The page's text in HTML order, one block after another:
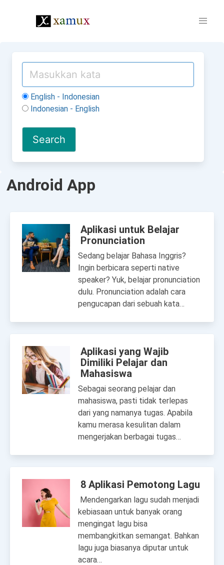
English - Indonesian
Indonesian - English
Android App
Aplikasi untuk Belajar
Pronunciation
Sedang belajar Bahasa Inggris?
Ingin berbicara seperti native
speaker? Yuk, belajar pronunciation
dulu. Pronunciation adalah cara
pengucapan dari sebuah kata…
Aplikasi yang Wajib
Dimiliki Pelajar dan
Mahasiswa
Sebagai seorang pelajar dan
mahasiswa, pasti tidak terlepas
dari yang namanya tugas. Apabila
kamu merasa kesulitan dalam
mengerjakan berbagai tugas…
8 Aplikasi Pemotong Lagu
Mendengarkan lagu sudah menjadi
kebiasaan untuk banyak orang
mengingat lagu bisa
membangkitkan semangat. Bahkan
lagu juga biasanya diputar untuk
acara…